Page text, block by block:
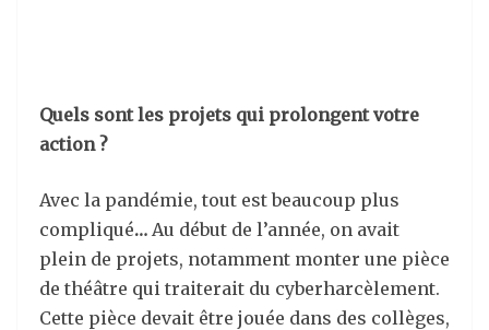
Quels sont les projets qui prolongent votre
action ?
Avec la pandémie, tout est beaucoup plus
compliqué… Au début de l’année, on avait
plein de projets, notamment monter une pièce
de théâtre qui traiterait du cyberharcèlement.
Cette pièce devait être jouée dans des collèges,